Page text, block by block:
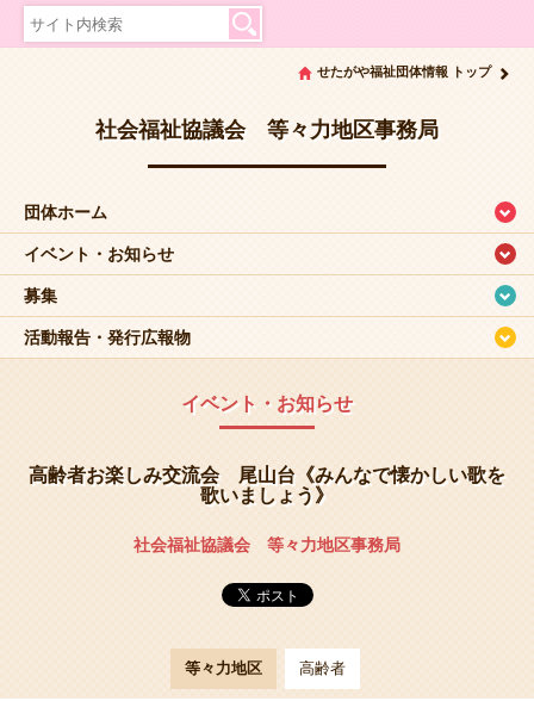
せたがや福祉団体情報 トップ
社会福祉協議会 等々力地区事務局
団体ホーム
イベント・お知らせ
募集
活動報告・発行広報物
イベント・お知らせ
高齢者お楽しみ交流会 尾山台《みんなで懐かしい歌を
歌いましょう》
社会福祉協議会 等々力地区事務局
等々力地区 高齢者